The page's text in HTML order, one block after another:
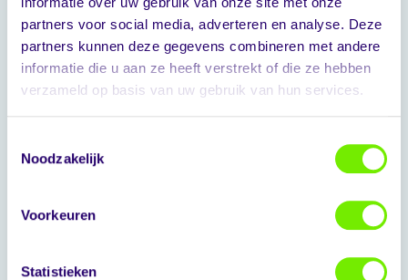
partners voor social media, adverteren en analyse. Deze
partners kunnen deze gegevens combineren met andere
informatie die u aan ze heeft verstrekt of die ze hebben
verzameld op basis van uw gebruik van hun services.
Noodzakelijk
Voorkeuren
Statistieken
Reserveer direct
Stormbaan Tijger